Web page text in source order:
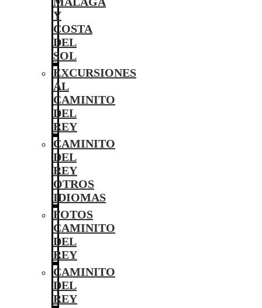
Y
COSTA
DEL
SOL
EXCURSIONES
AL
CAMINITO
DEL
REY
CAMINITO
DEL
REY
OTROS
IDIOMAS
FOTOS
CAMINITO
DEL
REY
CAMINITO
DEL
REY